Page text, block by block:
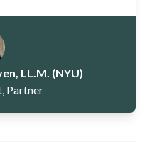
LL.M. (NYU)
Partner